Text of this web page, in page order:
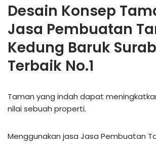
Desain Konsep
Jasa Pembuatan
Kedung Baruk
Terbaik No.1
Taman yang indah dapat
nilai sebuah properti.
Menggunakan jasa Jasa Pembuatan